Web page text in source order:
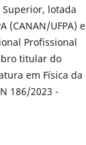
lotada
(CANAN/UFPA) e
Profissional
titular do
em Física da
186/2023 -